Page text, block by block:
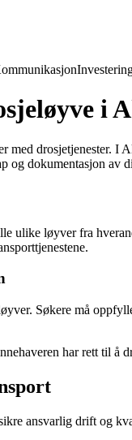
i
drosjetjenester.
og dokumentasjon av
ulike løyver fra
Søkere må
har rett til å
ansvarlig drift og